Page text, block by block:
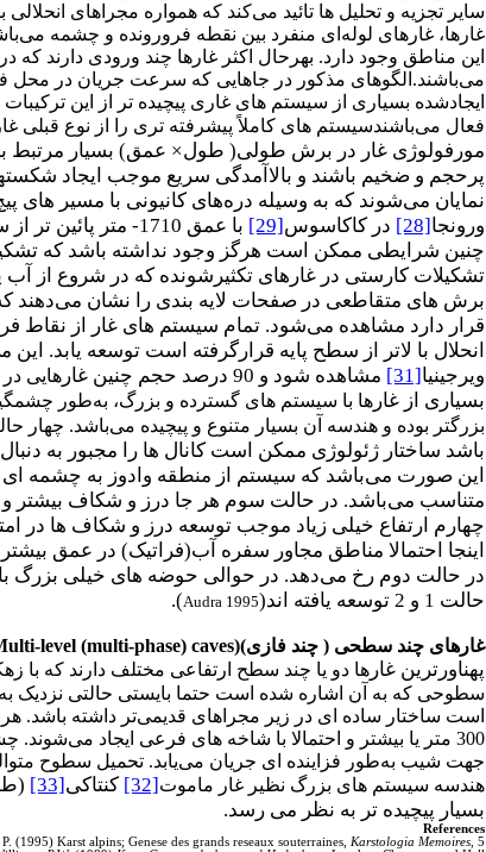
سایر تجزیه و تحلیل ها تائید می‌کند که همواره مجراهای
غارها، غارهای لوله‌ای منفرد بین نقطه فرورونده و چشمه
این مناطق وجود دارد. بهرحال اکثر غارها چند ورودی دارند
می‌باشند.الگوهای مذکور در جاهایی که سرعت جریان در محل
ایجادشده بسیاری از سیستم های غاری پیچیده تر از این
فعال می‌باشندسیستم های کاملاً پیشرفته تری را از نوع قبلی
مورفولوژی غار در برش طولی( طول× عمق) بسیار مرتبط
پرحجم و ضخیم باشند و بالاآمدگی سریع موجب ایجاد
نمایان می‌شوند که به وسیله دره‌های کانیونی با مسیر های
ورونجا[28] در کاکاسوس[29] با عمق 1710- متر پائین تر از سطح دریاها، نمونه جالبی برای این وضعیت می‌باشد.
چنین شرایطی ممکن است هرگز وجود نداشته باشد که
تشکیلات کارستی در غارهای تکثیرشونده که در شروع از آب
برش های متقاطعی در صفحات لایه بندی را نشان می‌دهند
قرار دارد مشاهده می‌شود. تمام سیستم های غار از نقاط
انحلال با لاتر از سطح پایه قرارگرفته است توسعه یابد.
ویرجینیا[31] مشاهده شود و 90 درصد حجم چنین غار هایی
بسیاری از غار ها با سیستم های گسترده و بزرگ، به‌طور
بزرگتر بوده و هندسه آن بسیار متنوع و پیچیده می‌باشد. چهار
باشد ساختار ژئولوژی ممکن است کانال ها را مجبور به
این صورت می‌باشد که سیستم از منطقه وادوز به چشمه
متناسب می‌باشد. در حالت سوم هر جا درز و شکاف بیشتر و
چهارم ارتفاع خیلی زیاد موجب توسعه درز و شکاف ها در
در حالت دوم رخ می‌دهد. در حوالی حوضه های خیلی بزرگ
حالت 1 و 2 توسعه یافته اند(
Audra 1995
).
غار های چند سطحی ( چند فازی)(level (multi-phase) caves
پهناورترین غار ها دو یا چند سطح ارتفاعی مختلف دارند که با
سطوحی که به آن اشاره شده است حتما بایستی حالتی نزدیک
300 متر یا بیشتر و احتمالا با شاخه های فرعی ایجاد
جهت شیب به‌طور فزاینده ای جریان می‌یابد. تحمیل سطوح
هندسه سیستم های بزرگ نظیر غار ماموت[32] کنتاکی[33]
بسیار پیچیده تر به نظر می رسد.
References
(1995) Karst alpins; Genese des grands reseaux souterraines, Karstologia Memoires , 5.